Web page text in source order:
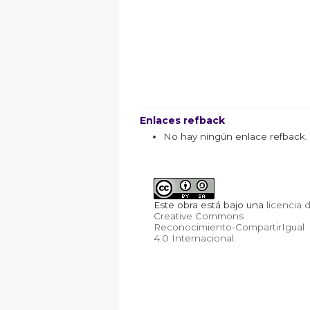
Enlaces refback
No hay ningún enlace refback.
Este obra está bajo una licencia
Creative Commons
Reconocimiento-CompartirIgual
4.0 Internacional